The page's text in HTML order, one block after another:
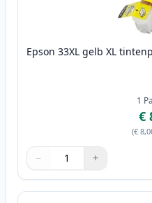
Epson 33XL gelb XL
1
€
(€
Menge
Verwenden Sie die
− +
Menge 1